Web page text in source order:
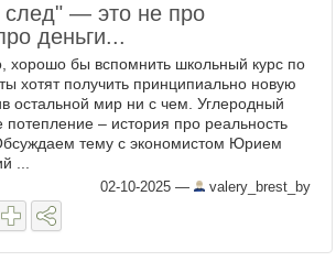
след" — это не про
деньги...
хорошо бы вспомнить школьный курс по
хотят получить принципиально новую
остальной мир ни с чем. Углеродный
потепление – история про реальность
тему с экономистом Юрием
...
02-10-2025 — valery_brest_by